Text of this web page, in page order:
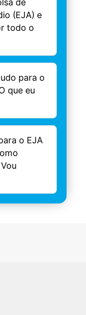
de
(EJA) e
todo o
para o
que eu
o EJA